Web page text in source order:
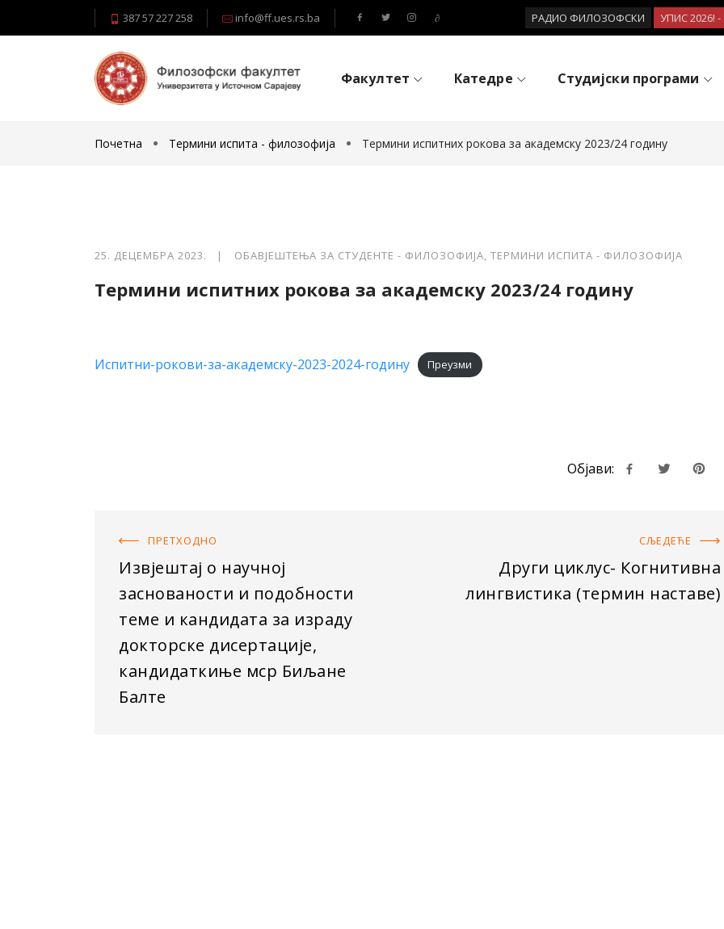
387 57 227 258 info@ff.ues.rs.ba РАДИО ФИЛОЗОФСКИ УПИС 2026!
Факултет Катедре Студијски програми
Почетна Термини испита - филозофија Термини испитних рокова за академску 2023/24 годину
25. ДЕЦЕМБРА 2023. | ОБАВЈЕШТЕЊА ЗА СТУДЕНТЕ - ФИЛОЗОФИЈА, ТЕРМИНИ ИСПИТА - ФИЛОЗОФИЈА
Термини испитних рокова за академску 2023/24 годину
Испитни-рокови-за-академску-2023-2024-годину Преузми
Објави:
ПРЕТХОДНO
Извјештај о научној
заснованости и подобности
теме и кандидата за израду
докторске дисертације,
кандидаткиње мср Биљане
Балтe
СЉЕДЕЋE
Други циклус- Когнитивна
лингвистика (термин наставе)